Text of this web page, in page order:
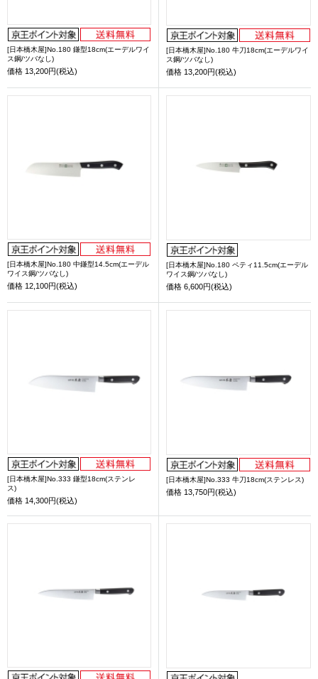
[日本橋木屋]No.180 鎌型18cm(エーデルワイ
ス鋼/ツバなし)
価格 13,200円(税込)
[日本橋木屋]No.180 牛刀18cm(エーデルワイ
ス鋼/ツバなし)
価格 13,200円(税込)
[日本橋木屋]No.180 中鎌型14.5cm(エーデル
ワイス鋼/ツバなし)
価格 12,100円(税込)
[日本橋木屋]No.180 ペティ11.5cm(エーデル
ワイス鋼/ツバなし)
価格 6,600円(税込)
[日本橋木屋]No.333 鎌型18cm(ステンレ
ス)
価格 14,300円(税込)
[日本橋木屋]No.333 牛刀18cm(ステンレス)
価格 13,750円(税込)